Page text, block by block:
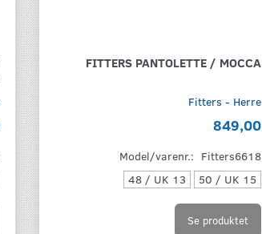
FITTERS PANTOLETTE / MOCCA
Fitters - Herre
849,00
Model/varenr.: Fitters6618
48 / UK 13
50 / UK 15
Se produktet